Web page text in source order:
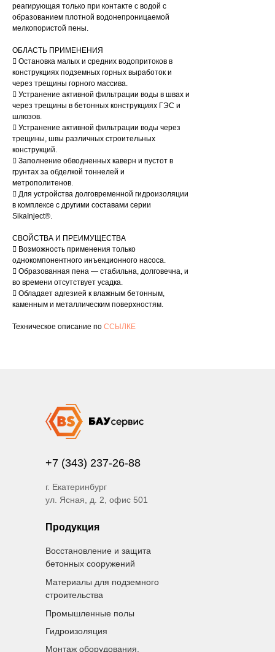
реагирующая только при контакте с водой с
образованием плотной водонепроницаемой
мелкопористой пены.
ОБЛАСТЬ ПРИМЕНЕНИЯ
 Остановка малых и средних водопритоков в
конструкциях подземных горных выработок и
через трещины горного массива.
 Устранение активной фильтрации воды в швах и
через трещины в бетонных конструкциях ГЭС и
шлюзов.
 Устранение активной фильтрации воды через
трещины, швы различных строительных
конструкций.
 Заполнение обводненных каверн и пустот в
грунтах за обделкой тоннелей и
метрополитенов.
 Для устройства долговременной гидроизоляции
в комплексе с другими составами серии
SikaInject®.
СВОЙСТВА И ПРЕИМУЩЕСТВА
 Возможность применения только
однокомпонентного инъекционного насоса.
 Образованная пена — стабильна, долговечна, и
во времени отсутствует усадка.
 Обладает адгезией к влажным бетонным,
каменным и металлическим поверхностям.
Техническое описание по ССЫЛКЕ
+7 (343) 237-26-88
г. Екатеринбург
ул. Ясная, д. 2, офис 501
Продукция
Восстановление и защита
бетонных сооружений
Материалы для подземного
строительства
Промышленные полы
Гидроизоляция
Монтаж оборудования,